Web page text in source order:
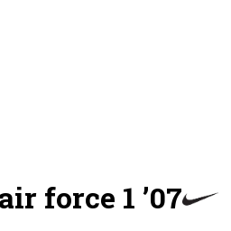
force 1 ’07